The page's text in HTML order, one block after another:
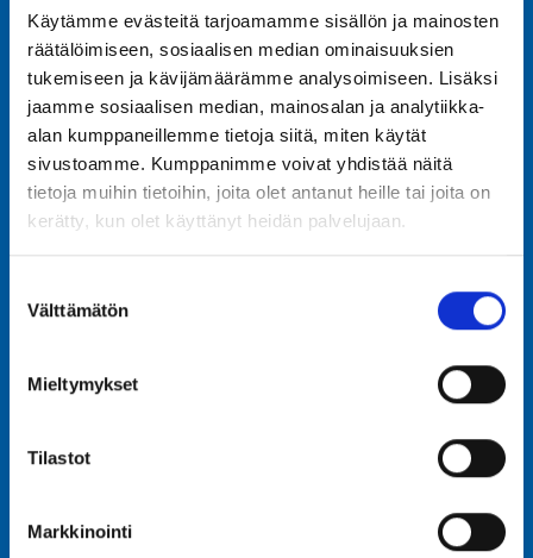
Käytämme evästeitä tarjoamamme sisällön ja mainosten
räätälöimiseen, sosiaalisen median ominaisuuksien
tukemiseen ja kävijämäärämme analysoimiseen. Lisäksi
jaamme sosiaalisen median, mainosalan ja analytiikka-
alan kumppaneillemme tietoja siitä, miten käytät
sivustoamme. Kumppanimme voivat yhdistää näitä
tietoja muihin tietoihin, joita olet antanut heille tai joita on
kerätty, kun olet käyttänyt heidän palvelujaan.
valinta
Välttämätön
Mieltymykset
Tilastot
Markkinointi